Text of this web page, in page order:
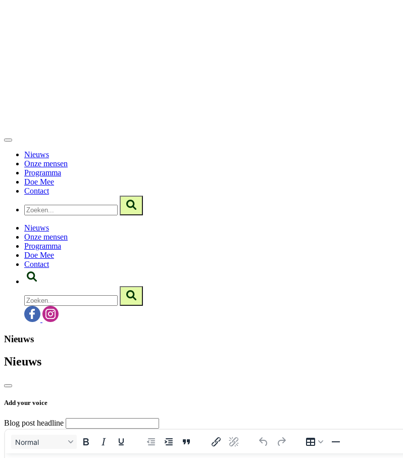
Nieuws
Onze mensen
Programma
Doe Mee
Contact
Nieuws
Onze mensen
Programma
Doe Mee
Contact
Nieuws
Nieuws
Add your voice
Blog post headline
Normal